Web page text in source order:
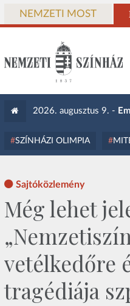
NEMZETI MOST
2026. augusztus 9. -
SZÍNHÁZI OLIMPIA
Sajtóközlemény
Még lehet
vetélkedőre
tragédiája